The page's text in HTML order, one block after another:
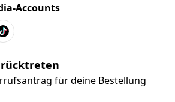
Accounts
für deine Bestellung